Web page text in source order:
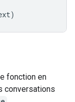
)
fonction en
conversations